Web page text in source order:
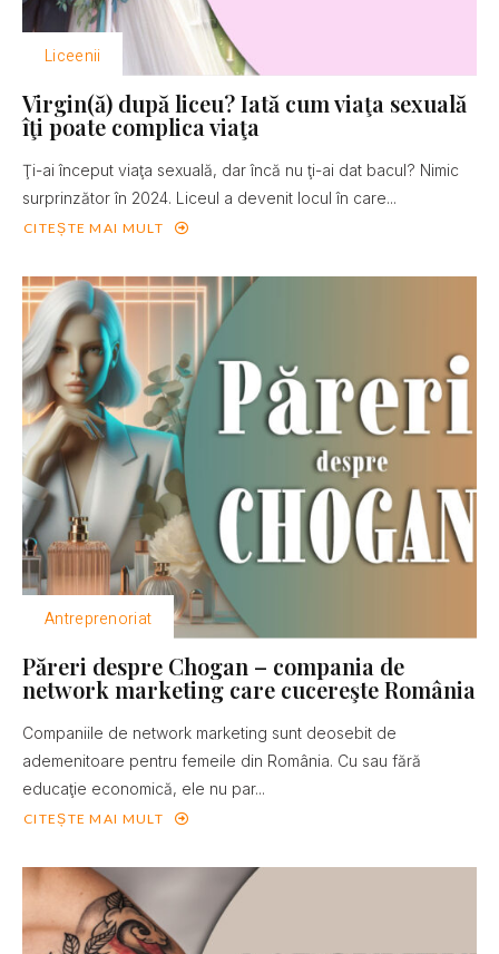
Liceenii
Virgin(ă) după liceu? Iată cum viaţa sexuală
îţi poate complica viaţa
Ţi-ai început viaţa sexuală, dar încă nu ţi-ai dat bacul? Nimic
surprinzător în 2024. Liceul a devenit locul în care...
CITEȘTE MAI MULT
Antreprenoriat
Păreri despre Chogan – compania de
network marketing care cucereşte România
Companiile de network marketing sunt deosebit de
ademenitoare pentru femeile din România. Cu sau fără
educaţie economică, ele nu par...
CITEȘTE MAI MULT